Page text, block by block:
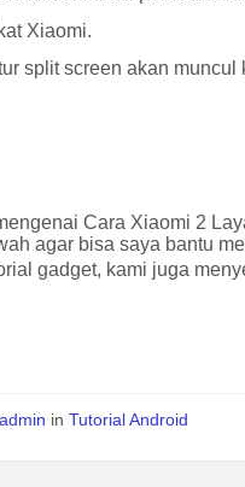
Xiaomi.
split screen akan muncul
Cara Xiaomi 2
agar bisa saya bantu
gadget, kami juga
admin inTutorial Android